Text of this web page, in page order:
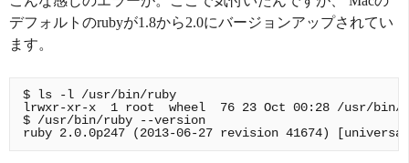
デフォルトのrubyが1.8から2.0にバージョンアップされてい
ます。
$ ls -l /usr/bin/ruby
lrwxr-xr-x  1 root  wheel  76 23 Oct 00:28 /usr/bin/
$ /usr/bin/ruby --version